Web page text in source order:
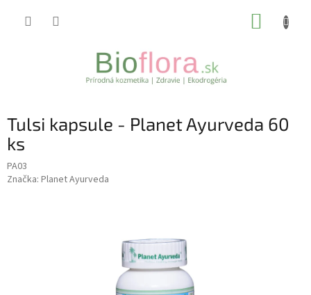
Tulsi kapsule - Planet Ayurveda 60
ks
PA03
Značka: Planet Ayurveda